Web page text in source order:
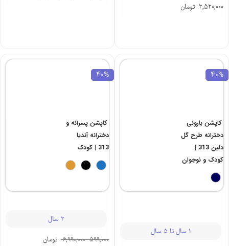
2,520,000 تومان
40%
کاپشن بارونی
دخترانه طرح گل
دلین 313 |
کودک و نوجوان
1 سال تا 5 سال
40%
کاپشن پسرانه و
دخترانه آندیا
313 | کودک
2 سال
599,000
-
6,990,000 تومان